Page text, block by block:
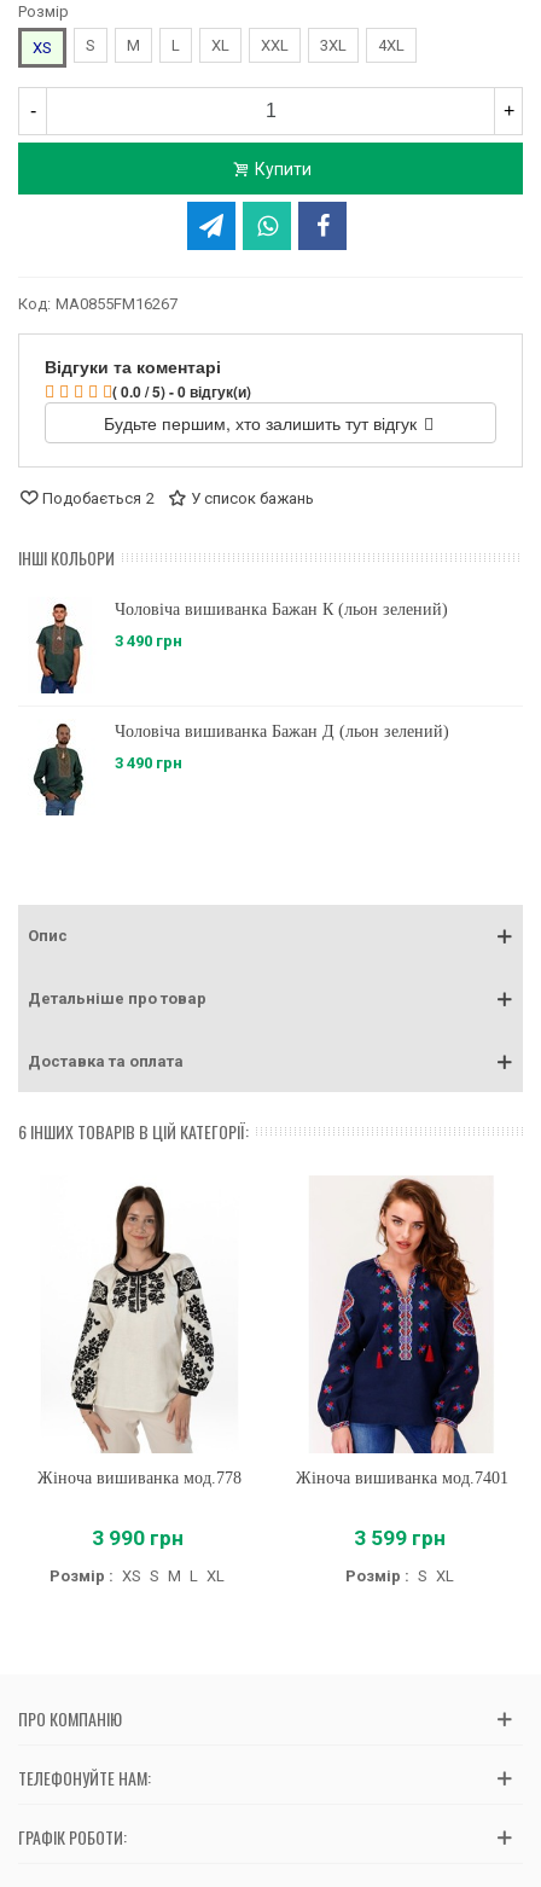
Розмір
XS
S M L XL XXL 3XL 4XL
- +
Купити
Код: MA0855FM16267
Відгуки та коментарі
( 0.0 / 5) - 0 відгук(и)
Будьте першим, хто залишить тут відгук
Подобається 2 У список бажань
ІНШІ КОЛЬОРИ
Чоловіча вишиванка Бажан К (льон зелений)
3 490 грн
Чоловіча вишиванка Бажан Д (льон зелений)
3 490 грн
Опис
Детальніше про товар
Доставка та оплата
6 ІНШИХ ТОВАРІВ В ЦІЙ КАТЕГОРІЇ:
Жіноча вишиванка мод.778
3 990 грн
Розмір : XS S M L XL
Жіноча вишиванка мод.7401
3 599 грн
Розмір : S XL
ПРО КОМПАНІЮ
ТЕЛЕФОНУЙТЕ НАМ:
ГРАФІК РОБОТИ: